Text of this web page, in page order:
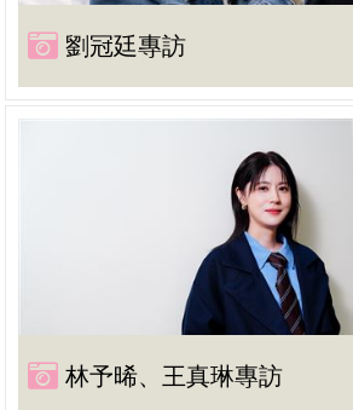
劉冠廷專訪
林予晞、王真琳專訪